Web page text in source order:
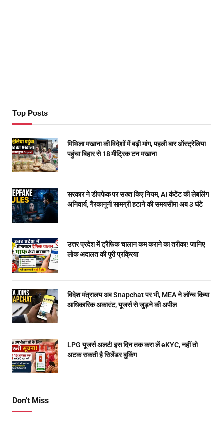
Top Posts
मिथिला मखाना की विदेशों में बढ़ी मांग, पहली बार ऑस्ट्रेलिया
पहुंचा बिहार से 18 मीट्रिक टन मखाना
सरकार ने डीपफेक पर सख्त किए नियम, AI कंटेंट की लेबलिंग
अनिवार्य, गैरकानूनी सामग्री हटाने की समयसीमा अब 3 घंटे
उत्तर प्रदेश में ट्रैफिक चालान कम कराने का तरीका! जानिए
लोक अदालत की पूरी प्रक्रिया
विदेश मंत्रालय अब Snapchat पर भी, MEA ने लॉन्च किया
आधिकारिक अकाउंट, यूजर्स से जुड़ने की अपील
LPG यूजर्स अलर्ट! इस दिन तक करा लें eKYC, नहीं तो
अटक सकती है सिलेंडर बुकिंग
Don't Miss